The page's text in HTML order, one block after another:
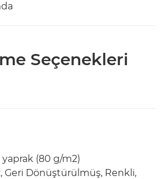
Seçenekleri
yaprak (80 g/m2)
Geri Dönüştürülmüş, Renkli,